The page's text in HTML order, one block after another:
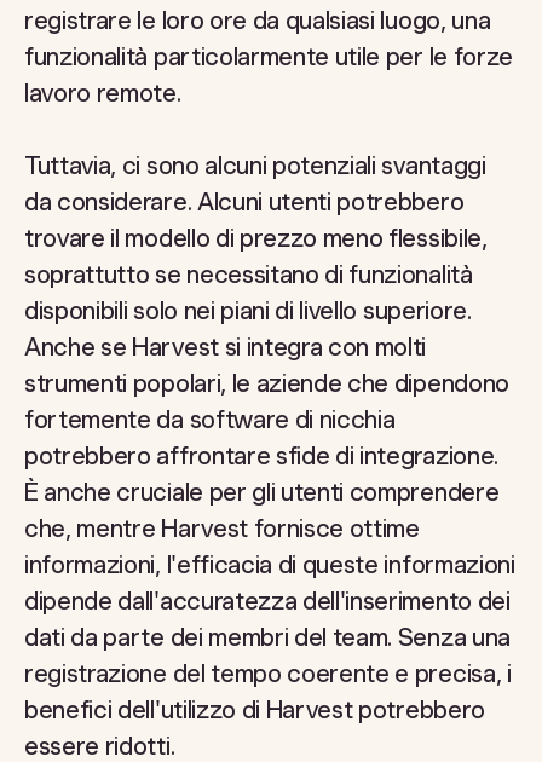
registrare le loro ore da qualsiasi luogo, una
funzionalità particolarmente utile per le forze
lavoro remote.
Tuttavia, ci sono alcuni potenziali svantaggi
da considerare. Alcuni utenti potrebbero
trovare il modello di prezzo meno flessibile,
soprattutto se necessitano di funzionalità
disponibili solo nei piani di livello superiore.
Anche se Harvest si integra con molti
strumenti popolari, le aziende che dipendono
fortemente da software di nicchia
potrebbero affrontare sfide di integrazione.
È anche cruciale per gli utenti comprendere
che, mentre Harvest fornisce ottime
informazioni, l'efficacia di queste informazioni
dipende dall'accuratezza dell'inserimento dei
dati da parte dei membri del team. Senza una
registrazione del tempo coerente e precisa, i
benefici dell'utilizzo di Harvest potrebbero
essere ridotti.